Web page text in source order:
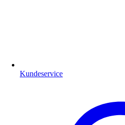
Kundeservice